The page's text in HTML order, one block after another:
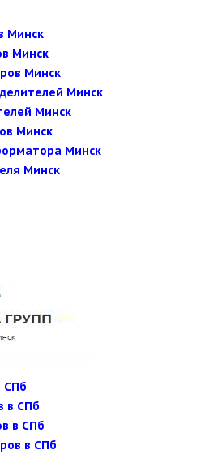
Минск
Минск
Минск
Минск
Минск
Минск
Минск
Минск
СПб
в СПб
в СПб
в СПб